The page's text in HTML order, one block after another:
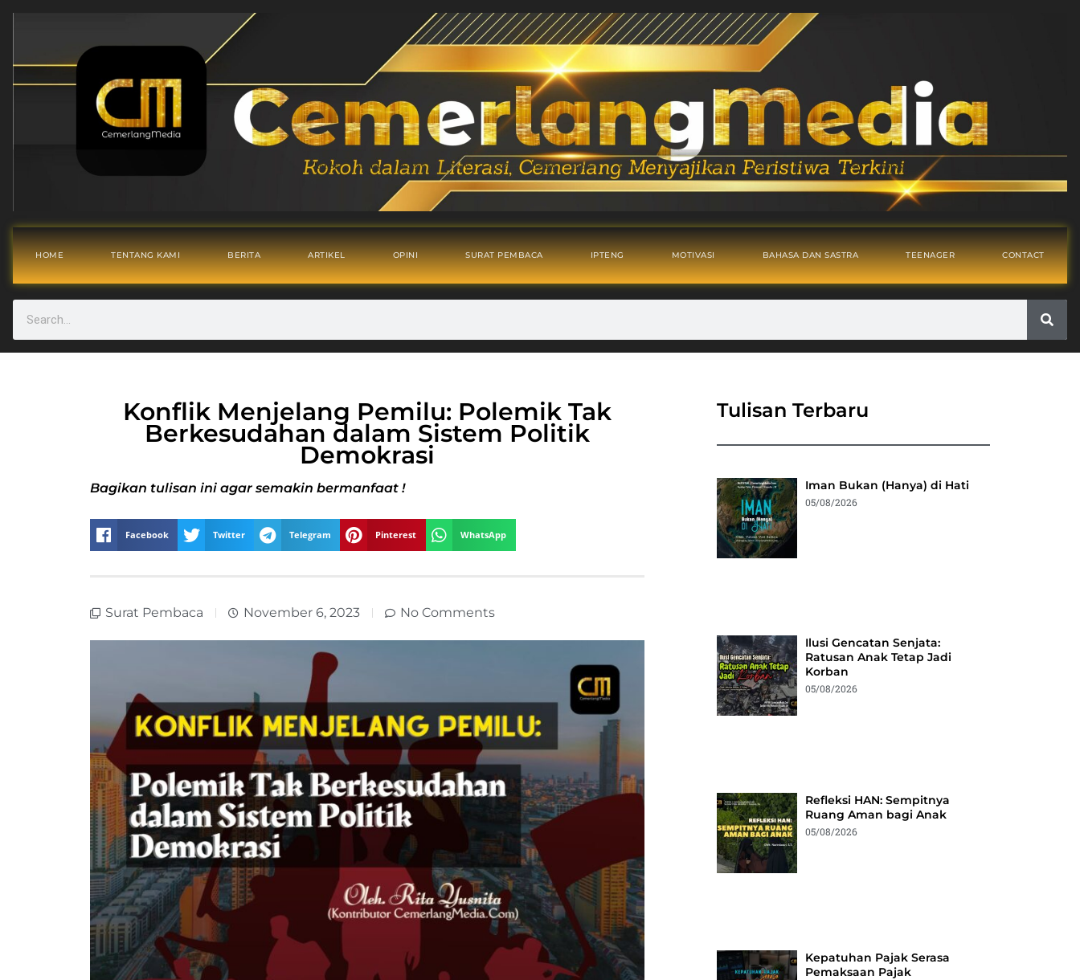
HOME TENTANG KAMI BERITA ARTIKEL OPINI SURAT PEMBACA IPTENG MOTIVASI BAHASA DAN SASTRA TEENAGER CONTACT
Konflik Menjelang Pemilu: Polemik Tak
Berkesudahan dalam Sistem Politik
Demokrasi
Bagikan tulisan ini agar semakin bermanfaat !
Facebook Twitter Telegram Pinterest WhatsApp
Surat Pembaca November 6, 2023 No Comments
Tulisan Terbaru
Iman Bukan (Hanya) di Hati
05/08/2026
Ilusi Gencatan Senjata:
Ratusan Anak Tetap Jadi
Korban
05/08/2026
Refleksi HAN: Sempitnya
Ruang Aman bagi Anak
05/08/2026
Kepatuhan Pajak Serasa
Pemaksaan Pajak